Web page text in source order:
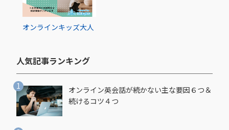
オンラインキッズ大人
人気記事ランキング​
オンライン英会話が続かない主な要因６つ＆
続けるコツ４つ